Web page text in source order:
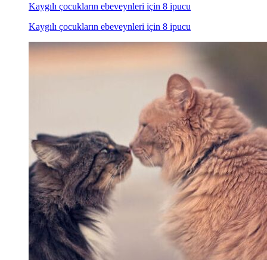
Kaygılı çocukların ebeveynleri için 8 ipucu
Kaygılı çocukların ebeveynleri için 8 ipucu